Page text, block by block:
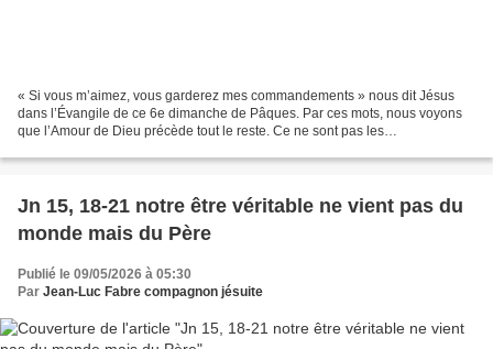
« Si vous m’aimez, vous garderez mes commandements » nous dit Jésus
dans l’Évangile de ce 6e dimanche de Pâques. Par ces mots, nous voyons
que l’Amour de Dieu précède tout le reste. Ce ne sont pas les
Jn 15, 18-21 notre être véritable ne vient pas du
monde mais du Père
Publié le 09/05/2026 à 05:30
Par Jean-Luc Fabre compagnon jésuite